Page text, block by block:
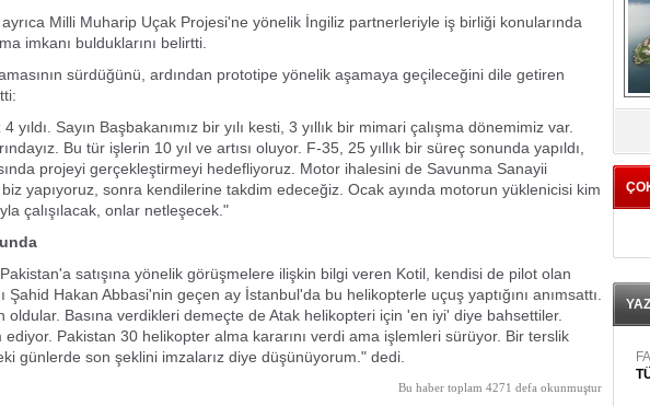
Milli Muharip Uçak Projesi'ne yönelik İngiliz partnerleriyle iş birliği konularında
imkanı bulduklarını belirtti.
sürdüğünü, ardından prototipe yönelik aşamaya geçileceğini dile getiren
yıldı. Sayın Başbakanımız bir yılı kesti, 3 yıllık bir mimari çalışma dönemimiz var.
Bu tür işlerin 10 yıl ve artısı oluyor. F-35, 25 yıllık bir süreç sonunda yapıldı,
projeyi gerçekleştirmeyi hedefliyoruz. Motor ihalesini de Savunma Sanayii
biz yapıyoruz, sonra kendilerine takdim edeceğiz. Ocak ayında motorun yüklenicisi kim
çalışılacak, onlar netleşecek."
satışına yönelik görüşmelere ilişkin bilgi veren Kotil, kendisi de pilot olan
Şahid Hakan Abbasi'nin geçen ay İstanbul'da bu helikopterle uçuş yaptığını anımsattı.
oldular. Basına verdikleri demeçte de Atak helikopteri için 'en iyi' diye bahsettiler.
Pakistan 30 helikopter alma kararını verdi ama işlemleri sürüyor. Bir terslik
günlerde son şeklini imzalarız diye düşünüyorum." dedi.
Bu haber toplam 4271 defa okunmuştur